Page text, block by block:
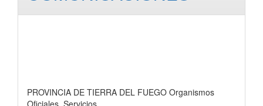
PROVINCIA DE TIERRA DEL FUEGO Organismos
Oficiales, Servicios